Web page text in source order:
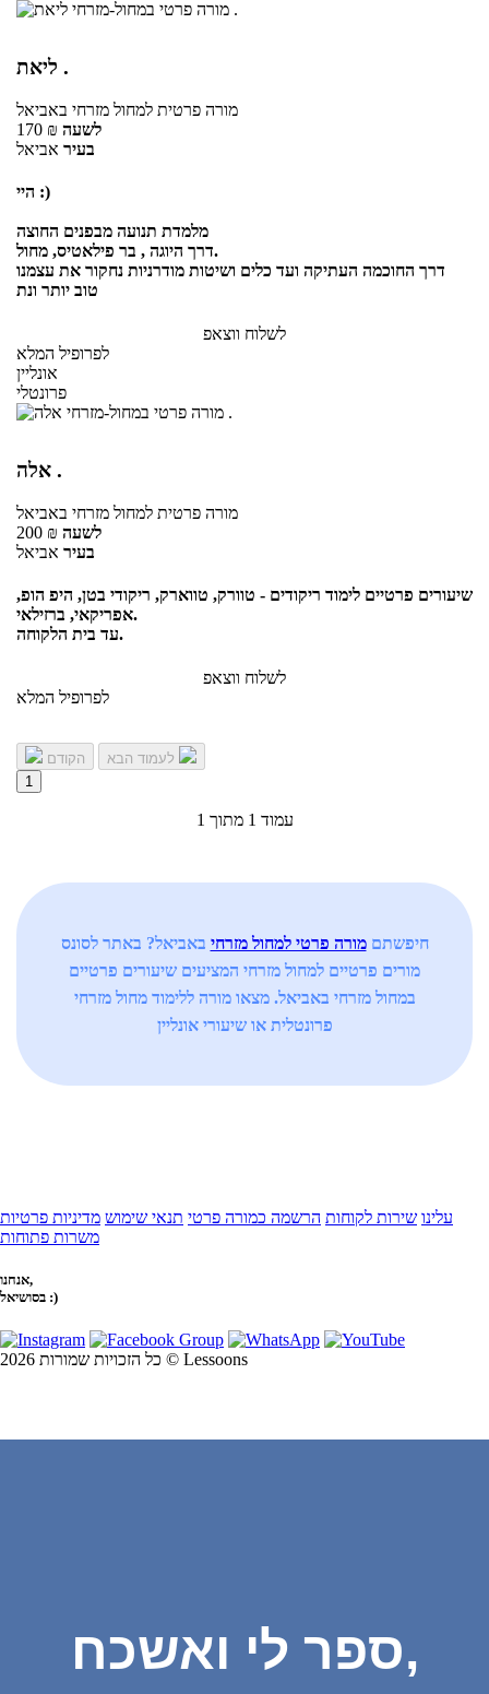
ליאת .
מורה פרטית למחול מזרחי באביאל
170 ₪ לשעה
בעיר אביאל
היי :)
מלמדת תנועה מבפנים החוצה
דרך היוגה , בר פילאטיס, מחול.
דרך החוכמה העתיקה ועד כלים ושיטות מודרניות נחקור את עצמנו
טוב יותר ונת
לשלוח ווצאפ
לפרופיל המלא
אונליין
פרונטלי
אלה .
מורה פרטית למחול מזרחי באביאל
200 ₪ לשעה
בעיר אביאל
שיעורים פרטיים לימוד ריקודים - טוורק, טווארק, ריקודי בטן, היפ הופ,
אפריקאי, ברזילאי.
עד בית הלקוחה.
לשלוח ווצאפ
לפרופיל המלא
הקודם
1
עמוד 1 מתוך 1
חיפשתםמורה פרטי למחול מזרחי באביאל? באתר לסונס
מורים פרטיים למחול מזרחי המציעים שיעורים פרטיים
במחול מזרחי באביאל. מצאו מורה ללימוד מחול מזרחי
פרונטלית או שיעורי אונליין
עלינו שירות לקוחות הרשמה כמורה פרטי תנאי שימוש מדיניות פרטיות
משרות פתוחות
אנחנו,
בסושיאל :)
כל הזכויות שמורות 2026 © Lessoons
ספר לי ואשכח,